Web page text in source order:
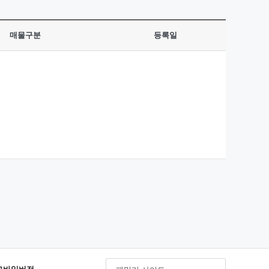
매물구분 등록일